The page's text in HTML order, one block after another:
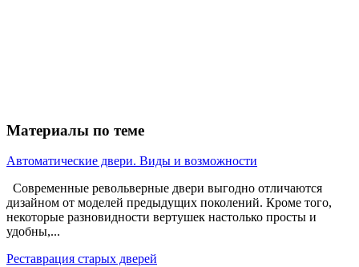
Материалы по теме
Автоматические двери. Виды и возможности
Современные револьверные двери выгодно отличаются
дизайном от моделей предыдущих поколений. Кроме того,
некоторые разновидности вертушек настолько просты и
удобны,...
Реставрация старых дверей